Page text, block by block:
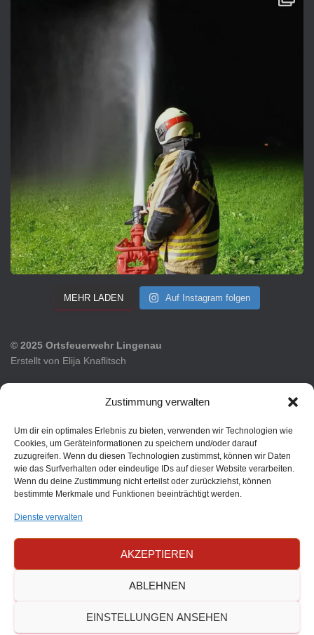
Zustimmung verwalten
Um dir ein optimales Erlebnis zu bieten, verwenden wir Technologien wie
Cookies, um Geräteinformationen zu speichern und/oder darauf
zuzugreifen. Wenn du diesen Technologien zustimmst, können wir Daten
wie das Surfverhalten oder eindeutige IDs auf dieser Website verarbeiten.
Wenn du deine Zustimmung nicht erteilst oder zurückziehst, können
bestimmte Merkmale und Funktionen beeinträchtigt werden.
Dienste verwalten
AKZEPTIEREN
ABLEHNEN
EINSTELLUNGEN ANSEHEN
MEHR LADEN Auf Instagram folgen
© 2025 Ortsfeuerwehr Lingenau
Erstellt von Elija Knaflitsch
Tel: +43 5513/61 33-0
Mail: feuerwehr@lingenau.net
AKTUELLES AUSRÜSTUNG BRANDSCHUTZPLÄNE
Hestia | Entwickelt vonThemeIsle